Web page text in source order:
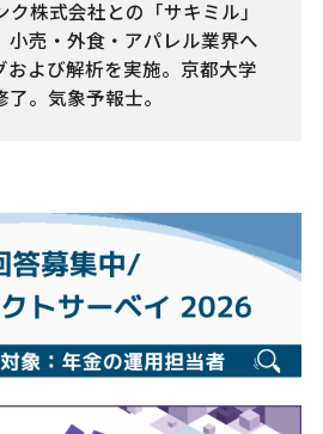
株式会社との「サキミル」
小売・外食・アパレル業界へ
および解析を実施。京都大学
。気象予報士。